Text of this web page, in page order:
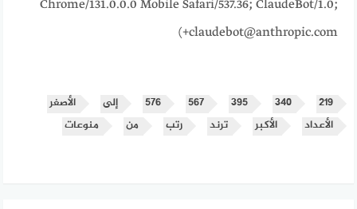
Chrome/131.0.0.0 Mobile Safari/537.36; ClaudeBot/1.0;
+claudebot@anthropic.com)
٢١٩ ٣٤٠ ٣٩٥ ٥٦٧ ٥٧٦ إلى
الأصغر
الأعداد
الأكبر ترند رتب من منوعات